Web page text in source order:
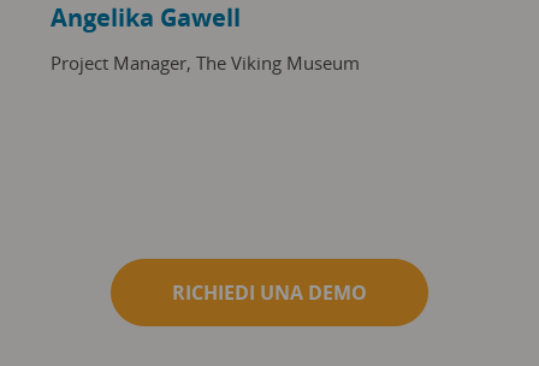
Angelika Gawell
Project Manager, The Viking Museum
RICHIEDI UNA DEMO